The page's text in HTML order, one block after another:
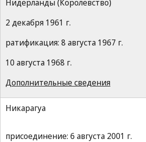
Нидерланды (Королевство)
2 декабря 1961 г.
ратификация: 8 августа 1967 г.
10 августа 1968 г.
Дополнительные сведения
Никарагуа
присоединение: 6 августа 2001 г.